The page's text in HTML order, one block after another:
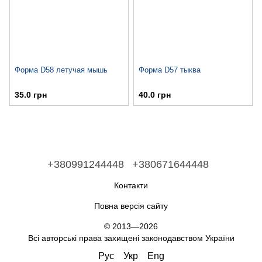
Форма D58 летучая мышь
35.0 грн
Форма D57 тыква
40.0 грн
+380991244448 +380671644448
Контакти
Повна версія сайту
© 2013—2026
Всі авторські права захищені законодавством України
Рус Укр Eng